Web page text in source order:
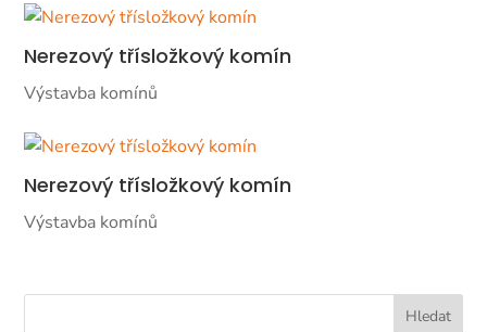
Nerezový třísložkový komín
Výstavba komínů
Nerezový třísložkový komín
Výstavba komínů